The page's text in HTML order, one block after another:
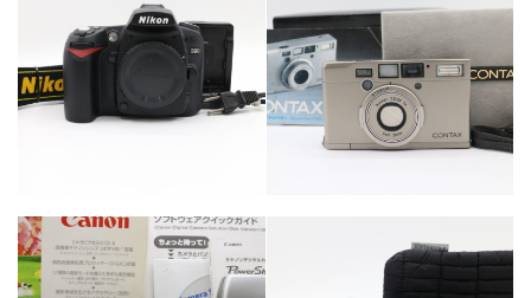
カテゴリー カメラ・レンズ カテゴリー カメラ・レンズ